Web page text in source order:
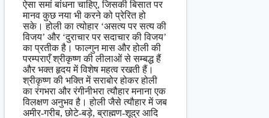
ऐसा समां बांधना चाहिए, जिसकी बिसात पर
मानव कुछ नया भी करने को प्रेरित हो
सके। होली का त्योहार ‘असत्य पर सत्य की
विजय’ और ‘दुराचार पर सदाचार की विजय’
का प्रतीक है। फाल्गुन मास और होली की
परम्पराएँ श्रीकृष्ण की लीलाओं से सम्बद्ध हैं
और भक्त हृदय में विशेष महत्व रखती हैं।
श्रीकृष्ण की भक्ति में सराबोर होकर होली
का रंगभरा और रंगीनीभरा त्यौहार मनाना एक
विलक्षण अनुभव है। होली जैसे त्यौहार में जब
अमीर-गरीब, छोटे-बड़े, ब्राह्मण-शूद्र आदि